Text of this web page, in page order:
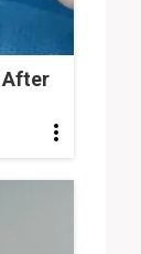
After